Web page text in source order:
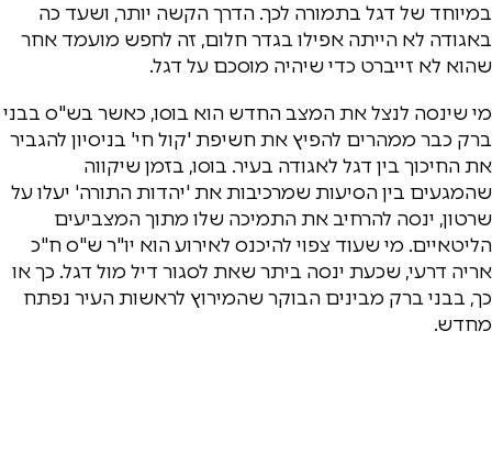
במיוחד של דגל בתמורה לכך. הדרך הקשה יותר, ושעד כה
באגודה לא הייתה אפילו בגדר חלום, זה לחפש מועמד אחר
שהוא לא זייברט כדי שיהיה מוסכם על דגל.
מי שינסה לנצל את המצב החדש הוא בוסו, כאשר בש"ס בבני
ברק כבר ממהרים להפיץ את חשיפת 'קול חי' בניסיון להגביר
את החיכוך בין דגל לאגודה בעיר. בוסו, בזמן שיקווה
שהמגעים בין הסיעות שמרכיבות את 'יהדות התורה' יעלו על
שרטון, ינסה להרחיב את התמיכה שלו מתוך המצביעים
הליטאיים. מי שעוד צפוי להיכנס לאירוע הוא יו"ר ש"ס ח"כ
אריה דרעי, שכעת ינסה ביתר שאת לסגור דיל מול דגל. כך או
כך, בבני ברק מבינים הבוקר שהמירוץ לראשות העיר נפתח
מחדש.